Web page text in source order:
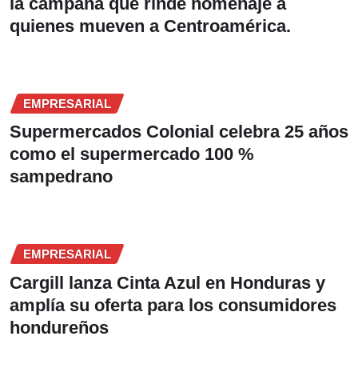
quienes mueven a Centroamérica.
EMPRESARIAL
Supermercados Colonial celebra 25 años
como el supermercado 100 %
sampedrano
EMPRESARIAL
Cargill lanza Cinta Azul en Honduras y
amplía su oferta para los consumidores
hondureños